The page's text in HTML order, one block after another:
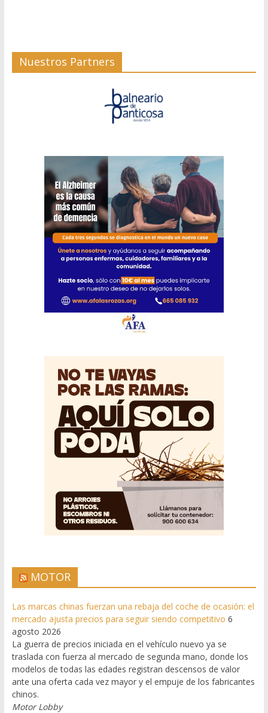
Nuestros Partners
MOTOR
Las marcas chinas fuerzan una rebaja del coche de ocasión: el
mercado ajusta precios para seguir siendo competitivo 6
agosto 2026
La guerra de precios iniciada en el vehículo nuevo ya se
traslada con fuerza al mercado de segunda mano, donde los
modelos de todas las edades registran descensos de valor
ante una oferta cada vez mayor y el empuje de los fabricantes
chinos.
Motor Lobby